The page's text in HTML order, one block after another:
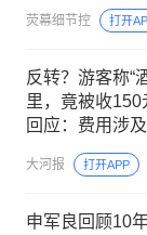
荧幕细节控 打开
反转？游客称“
里，竟被收150
回应：费用涉
物清洗等，已
大河报 打开APP
申军良回顾10